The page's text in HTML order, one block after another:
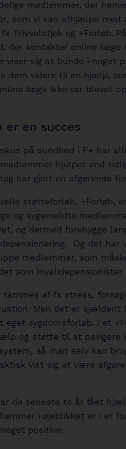
medlemmer, der
som vi kan afhjælpe med
Trivselstjek og +Forløb.
der kontakter online læge
viser sig at bunde i noget
dem videre til en hjælp,
læge ikke var blevet
en succes
på sundhed i P+ har
hjulpet end
har gjort en afgørende
støtteforløb, +Forløb,
og sygemeldte
og dermed forebygge
Og det
medlemmer, som
som invalidepensionister.
rammes af fx stress,
Men det er
sygdomsforløb. I et
og støtte til at navigere
så man selv kan
vist sig at være
de seneste to år fået
i øjeblikket er i et
positive.